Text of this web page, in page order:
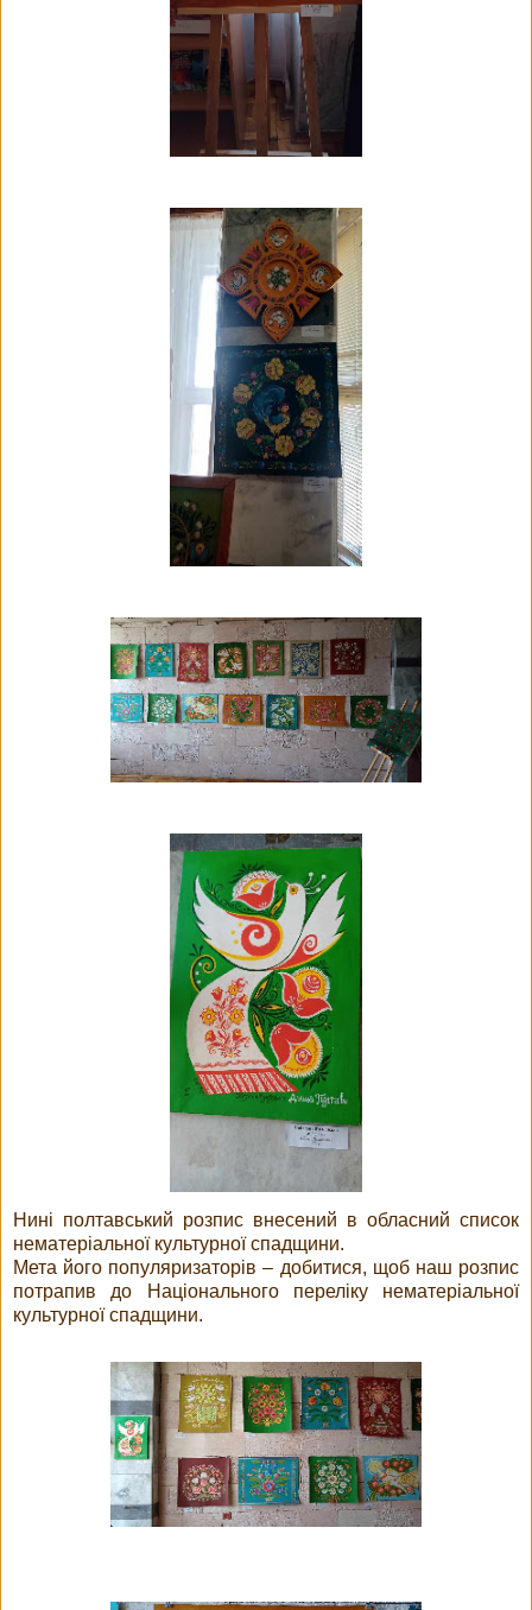
Нині полтавський розпис внесений в обласний список
нематеріальної культурної спадщини.
Мета його популяризаторів – добитися, щоб наш розпис
потрапив до Національного переліку нематеріальної
культурної спадщини.